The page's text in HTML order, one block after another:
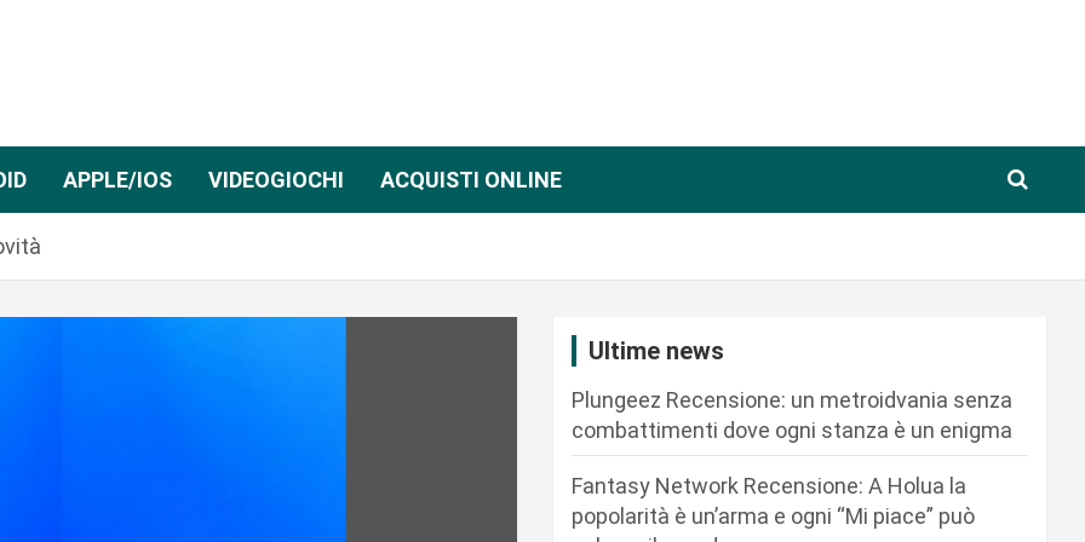
APPLE/IOS VIDEOGIOCHI ACQUISTI ONLINE
Ultime news
Plungeez Recensione: un metroidvania senza
combattimenti dove ogni stanza è un enigma
Fantasy Network Recensione: A Holua la
popolarità è un’arma e ogni “Mi piace” può